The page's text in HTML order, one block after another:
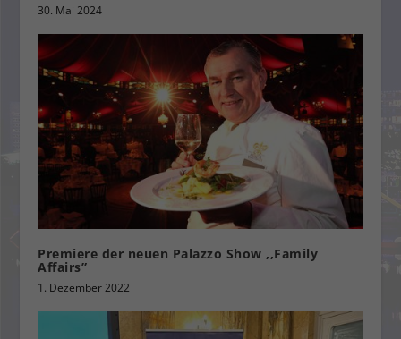
30. Mai 2024
Premiere der neuen Palazzo Show ,,Family
Affairs”
1. Dezember 2022